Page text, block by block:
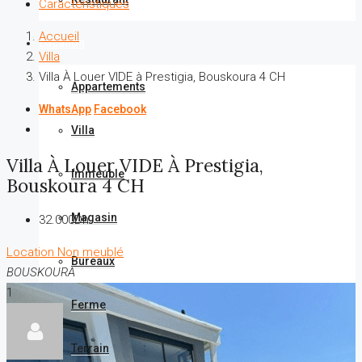
Location
Appartements
Villa
Immeuble
Magasin
Bureaux
Ferme
Terrain
Caractéristiques
Accueil
Villa
Villa À Louer VIDE à Prestigia, Bouskoura 4 CH
WhatsApp Facebook
Villa À Louer VIDE À Prestigia,
Bouskoura 4 CH
32.000Dh
Location Non meublé
BOUSKOURA
1